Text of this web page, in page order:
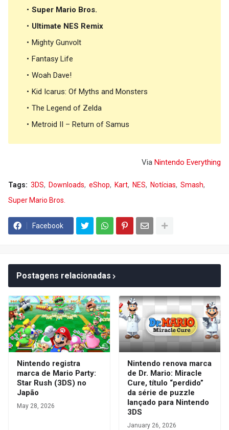
Super Mario Bros.
Ultimate NES Remix
Mighty Gunvolt
Fantasy Life
Woah Dave!
Kid Icarus: Of Myths and Monsters
The Legend of Zelda
Metroid II – Return of Samus
Via Nintendo Everything
Tags: 3DS Downloads eShop Kart NES Notícias
Smash
Super Mario Bros.
Facebook
Postagens relacionadas
Nintendo registra
marca de Mario Party:
Star Rush (3DS) no
Japão
May 28, 2026
Nintendo renova marca
de Dr. Mario: Miracle
Cure, título “perdido”
da série de puzzle
lançado para Nintendo
3DS
January 26, 2026